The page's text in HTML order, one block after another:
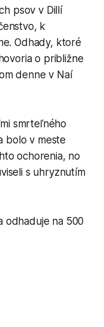
psov v Dillí
k
Odhady, ktoré
o približne
denne v Naí
smrteľného
bolo v meste
ochorenia, no
s uhryznutím
odhaduje na 500